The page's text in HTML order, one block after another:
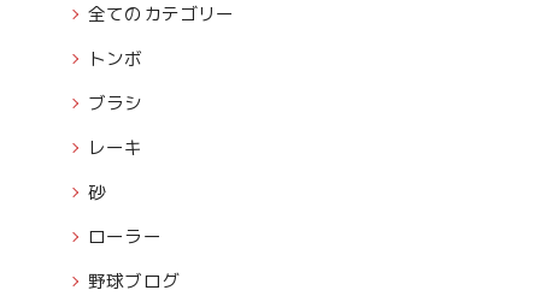
全てのカテゴリー
トンボ
ブラシ
レーキ
砂
ローラー
野球ブログ